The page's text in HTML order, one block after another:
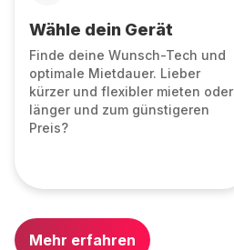
Wähle dein Gerät
Finde deine Wunsch-Tech und
optimale Mietdauer. Lieber
kürzer und flexibler mieten oder
länger und zum günstigeren
Preis?
Mehr erfahren